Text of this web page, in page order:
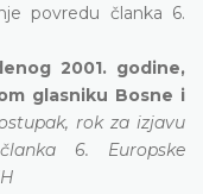
povredu članka 6.
2001. godine,
glasniku Bosne i
rok za izjavu
6. Europske